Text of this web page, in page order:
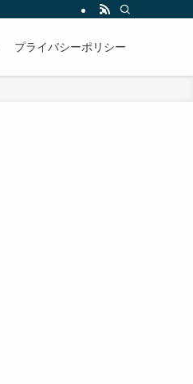
プライバシーポリシー